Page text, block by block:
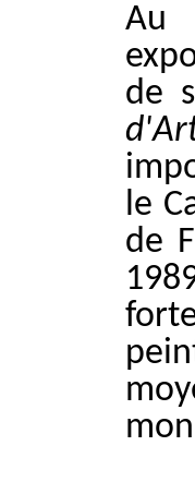
Au
de
le
de